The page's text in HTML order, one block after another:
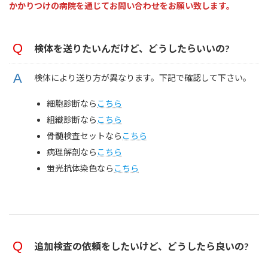
かかりつけの病院を通じてお問い合わせをお願い致します。
検体を送りたいんだけど、どうしたらいいの?
検体により送り方が異なります。下記で確認して下さい。
細胞診断なら こちら
組織診断なら こちら
骨髄検査セットなら こちら
病理解剖なら こちら
蛍光抗体染色なら こちら
追加検査の依頼をしたいけど、どうしたら良いの?